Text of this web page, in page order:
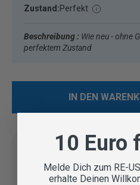
Zustand:Perfekt
Beschreibung : Wie neu - ohne
perfektem Zustand
IN DEN
Vom Outdoor Spezialisten
10 Euro
Melde Dich zum RE-
erhalte Deinen